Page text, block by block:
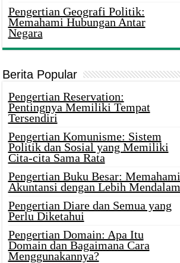
Pengertian Geografi Politik:
Memahami Hubungan Antar
Negara
Berita Popular
Pengertian Reservation:
Pentingnya Memiliki Tempat
Tersendiri
Pengertian Komunisme: Sistem
Politik dan Sosial yang Memiliki
Cita-cita Sama Rata
Pengertian Buku Besar: Memahami
Akuntansi dengan Lebih Mendalam
Pengertian Diare dan Semua yang
Perlu Diketahui
Pengertian Domain: Apa Itu
Domain dan Bagaimana Cara
Menggunakannya?